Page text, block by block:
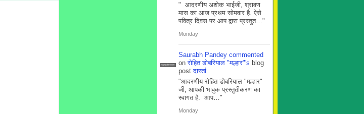
" आदरणीय अशोक भाईजी, श्रावण
मास का आज प्रथम सोमवार है. ऐसे
पवित्र दिवस पर आप द्वारा प्रस्तुत…"
Monday
सदस्य टीम प्रबंधन
Saurabh Pandey commented
onरोहित डोबरियाल "मल्हार"'s blog
postदास्तां
"आदरणीय रोहित डोबरियाल "मल्हार"
जी, आपकी भावुक प्रस्तुतीकरण का
स्वागत है. आप…"
Monday